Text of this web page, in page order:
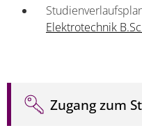
Elektrotechnik
Zugang zum